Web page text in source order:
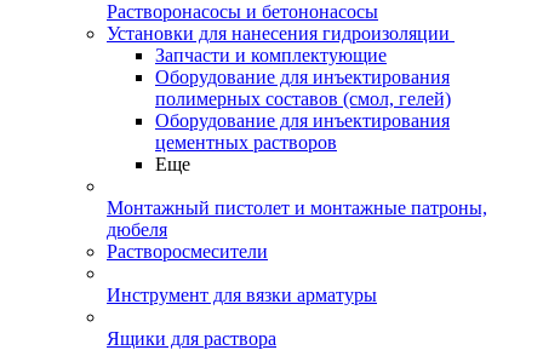
Растворонасосы и бетононасосы
Установки для нанесения гидроизоляции
Запчасти и комплектующие
Оборудование для инъектирования
полимерных составов (смол, гелей)
Оборудование для инъектирования
цементных растворов
Еще
Монтажный пистолет и монтажные патроны,
дюбеля
Растворосмесители
Инструмент для вязки арматуры
Ящики для раствора